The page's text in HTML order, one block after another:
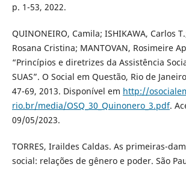
p. 1-53, 2022.
QUINONEIRO, Camila; ISHIKAWA, Carlos
Rosana Cristina; MANTOVAN, Rosimeire
“Princípios e diretrizes da Assistência
SUAS”. O Social em Questão, Rio de
47-69, 2013. Disponível em http://
rio.br/media/OSQ_30_Quinonero_3.pdf.
09/05/2023.
TORRES, Iraildes Caldas. As primeiras-
social: relações de gênero e poder. São